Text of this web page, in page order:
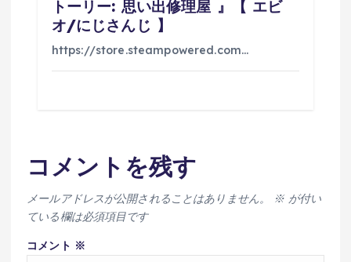
トーリー: 思い出修理屋 』【 エビ
オ/にじさんじ 】
https://store.steampowered.com…
コメントを残す
メールアドレスが公開されることはありません。 ※が付い
ている欄は必須項目です
コメント ※